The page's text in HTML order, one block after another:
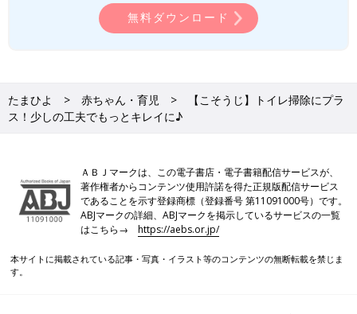
無料ダウンロード
たまひよ 赤ちゃん・育児
【こそうじ】トイレ掃除にプラ
ス！少しの工夫でもっとキレイに♪
ＡＢＪマークは、この電子書店・電子書籍配信サービスが、
著作権者からコンテンツ使用許諾を得た正規版配信サービス
であることを示す登録商標（登録番号 第11091000号）です。
ABJマークの詳細、ABJマークを掲示しているサービスの一覧
はこちら→https://aebs.or.jp/
本サイトに掲載されている記事・写真・イラスト等のコンテンツの無断転載を禁じま
す。